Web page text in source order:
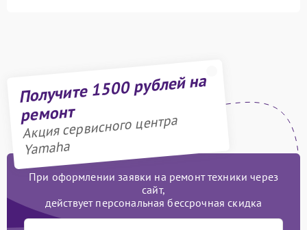
Получите 1500 рублей на
ремонт
Акция сервисного центра
Yamaha
При оформлении заявки на ремонт техники через
сайт,
действует персональная бессрочная скидка